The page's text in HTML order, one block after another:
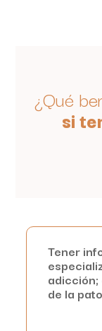
¿Qué
si
Tener
de la